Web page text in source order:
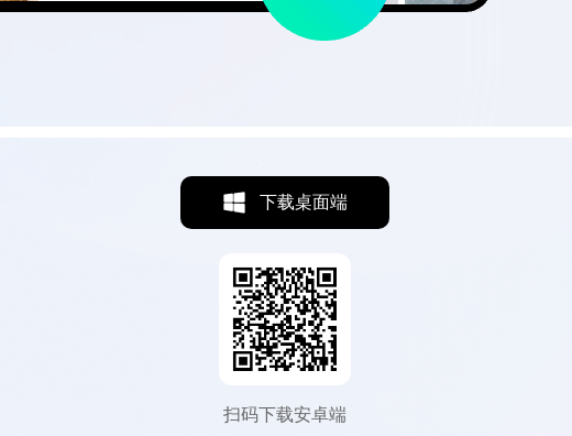
下载桌面端
扫码下载安卓端